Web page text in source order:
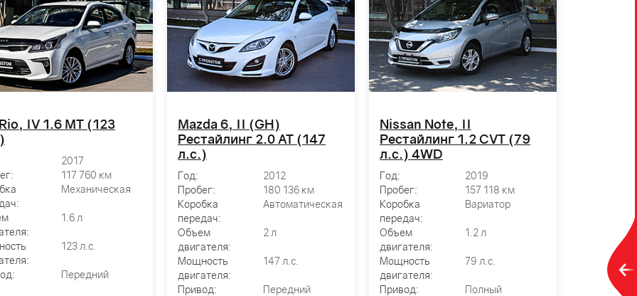
IV 1.6 MT (123
2017
117 760 км
Механическая
1.6 л
123 л.с.
Передний
Mazda 6, II (GH)
Рестайлинг 2.0 AT (147
л.с.)
Год:
2012
Пробег:
180 136 км
Коробка
передач:
Автоматическая
Объем
двигателя:
2 л
Мощность
двигателя:
147 л.с.
Привод: Передний
Nissan Note, II
Рестайлинг 1.2 CVT (79
л.с.) 4WD
Год:
2019
Пробег:
157 118 км
Коробка
передач:
Вариатор
Объем
двигателя:
1.2 л
Мощность
двигателя:
79 л.с.
Привод: Полный
двигателя:
Мощность
двигателя:
Привод: